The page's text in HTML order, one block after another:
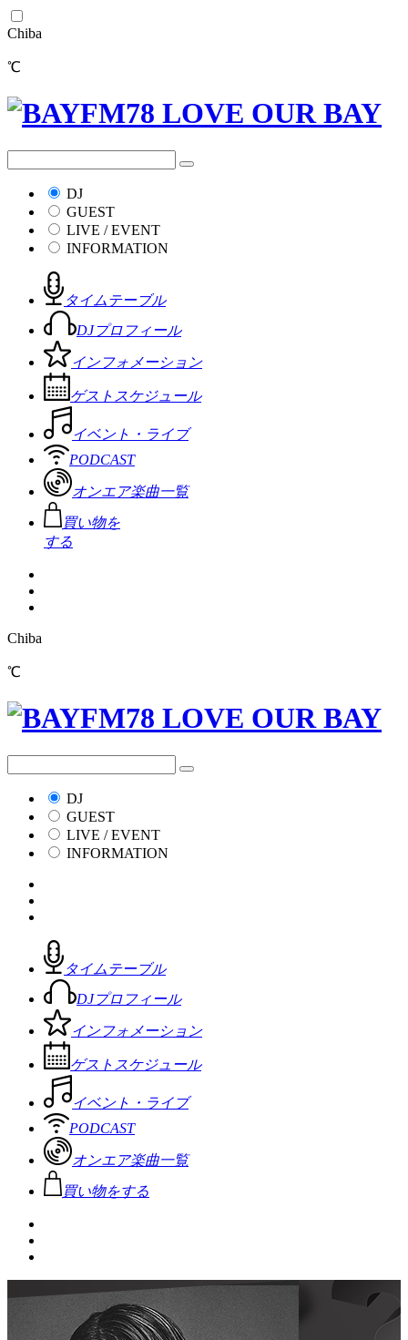
Chiba
℃
DJ
GUEST
LIVE / EVENT
INFORMATION
タイムテーブル
DJプロフィール
インフォメーション
ゲストスケジュール
イベント・ライブ
PODCAST
オンエア楽曲一覧
買い物を
する
Chiba
℃
DJ
GUEST
LIVE / EVENT
INFORMATION
タイムテーブル
DJプロフィール
インフォメーション
ゲストスケジュール
イベント・ライブ
PODCAST
オンエア楽曲一覧
買い物をする